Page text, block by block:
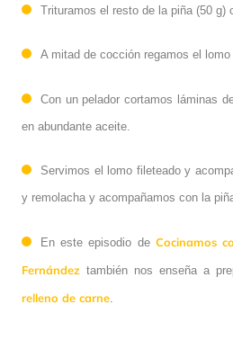
Trituramos el resto de la piña (50 g)
A mitad de cocción regamos el
Con un pelador cortamos láminas
en abundante aceite.
Servimos el lomo fileteado y
y remolacha y acompañamos con la
En este episodio de Cocinamos
Fernández también nos enseña a
relleno de carne.